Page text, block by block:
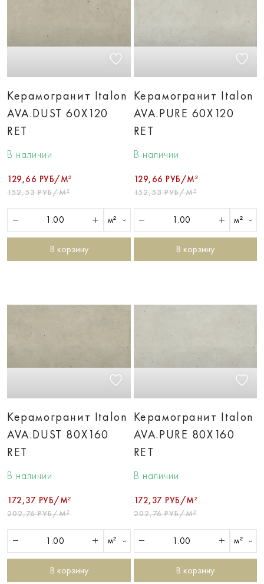
Керамогранит Italon
AVA.DUST 60X120
RET
В наличии
129,66 РУБ/М²
152,53 РУБ/М²
м²
В корзину
Керамогранит Italon
AVA.PURE 60X120
RET
В наличии
129,66 РУБ/М²
152,53 РУБ/М²
м²
В корзину
Керамогранит Italon
AVA.DUST 80X160
RET
В наличии
172,37 РУБ/М²
202,76 РУБ/М²
м²
В корзину
Керамогранит Italon
AVA.PURE 80X160
RET
В наличии
172,37 РУБ/М²
202,76 РУБ/М²
м²
В корзину